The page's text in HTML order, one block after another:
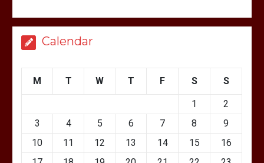
Calendar
M T W T F S S
1
2
3
4 5 6 7 8
9
10
11 12 13 14 15
16